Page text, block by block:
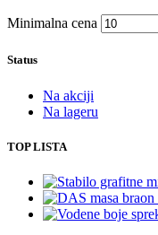
Minimalna cena
Status
Na akciji
Na lageru
TOP LISTA